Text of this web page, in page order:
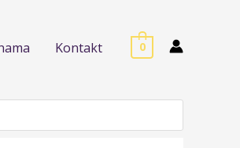
Kontakt 0